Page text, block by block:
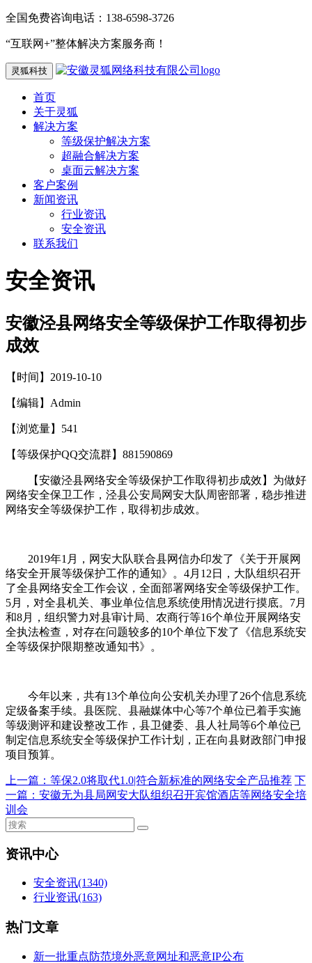
全国免费咨询电话：138-6598-3726
“互联网+”整体解决方案服务商！
灵狐科技
首页
关于灵狐
解决方案
等级保护解决方案
超融合解决方案
桌面云解决方案
客户案例
新闻资讯
行业资讯
安全资讯
联系我们
安全资讯
安徽泾县网络安全等级保护工作取得初步
成效
【时间】2019-10-10
【编辑】Admin
【浏览量】 541
【等级保护QQ交流群】881590869
【安徽泾县网络安全等级保护工作取得初步成效】为做好
网络安全保卫工作，泾县公安局网安大队周密部署，稳步推进
网络安全等级保护工作，取得初步成效。
2019年1月，网安大队联合县网信办印发了《关于开展网
络安全开展等级保护工作的通知》。4月12日，大队组织召开
了全县网络安全工作会议，全面部署网络安全等级保护工作。
5月，对全县机关、事业单位信息系统使用情况进行摸底。7月
和8月，组织警力对县审计局、农商行等16个单位开展网络安
全执法检查，对存在问题较多的10个单位下发了《信息系统安
全等级保护限期整改通知书》。
今年以来，共有13个单位向公安机关办理了26个信息系统
定级备案手续。县医院、县融媒体中心等7个单位已着手实施
等级测评和建设整改工作，县卫健委、县人社局等6个单位已
制定信息系统安全等级保护工作计划，正在向县财政部门申报
项目预算。
上一篇： 等保2.0将取代1.0|符合新标准的网络安全产品推荐 下
一篇： 安徽无为县局网安大队组织召开宾馆酒店等网络安全培
训会
资讯中心
安全资讯(1340)
行业资讯(163)
热门文章
新一批重点防范境外恶意网址和恶意IP公布